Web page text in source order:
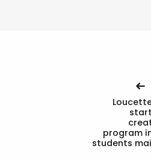
program
students